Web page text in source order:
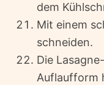
dem
Mit einem
schneiden.
Die
Auflaufform